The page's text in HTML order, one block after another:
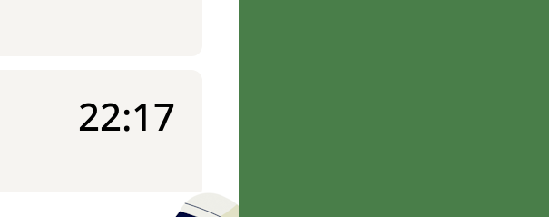
22:17